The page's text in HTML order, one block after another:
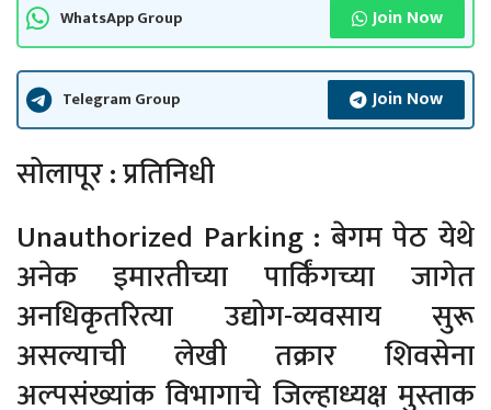
WhatsApp Group Join Now
Telegram Group Join Now
सोलापूर : प्रतिनिधी
Unauthorized Parking : बेगम पेठ येथे
अनेक इमारतीच्या पार्किंगच्या जागेत
अनधिकृतरित्या उद्योग-व्यवसाय सुरू
असल्याची लेखी तक्रार शिवसेना
अल्पसंख्यांक विभागाचे जिल्हाध्यक्ष मुस्ताक